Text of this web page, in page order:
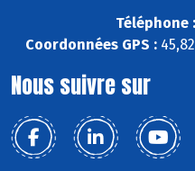
Téléphone :
Coordonnées GPS :
Nous suivre sur